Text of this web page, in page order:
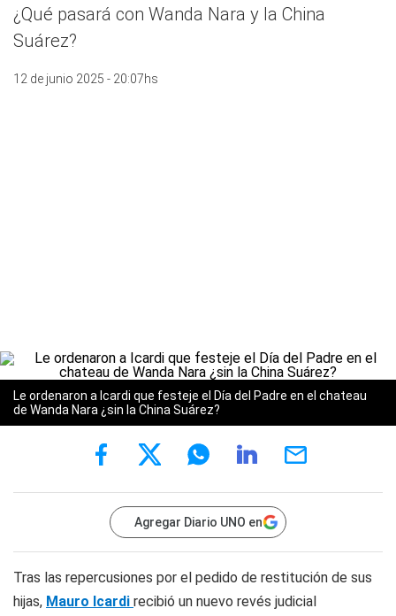
¿Qué pasará con Wanda Nara y la China
Suárez?
12 de junio 2025 - 20:07hs
Le ordenaron a Icardi que festeje el Día del Padre en el chateau
de Wanda Nara ¿sin la China Suárez?
Agregar Diario UNO en
Tras las repercusiones por el pedido de restitución de sus
hijas, Mauro Icardi recibió un nuevo revés judicial